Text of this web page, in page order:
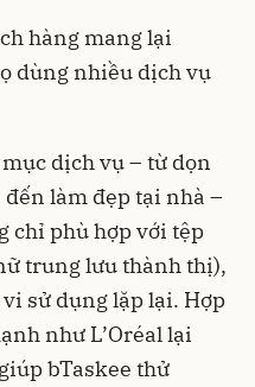
hàng mang lại
dùng nhiều dịch vụ
dịch vụ – từ dọn
đến làm đẹp tại nhà –
chỉ phù hợp với tệp
trung lưu thành thị),
sử dụng lặp lại. Hợp
như L’Oréal lại
bTaskee thử